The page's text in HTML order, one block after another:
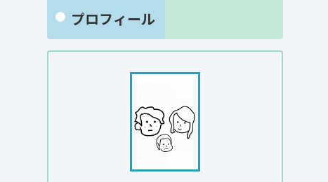
プロフィール